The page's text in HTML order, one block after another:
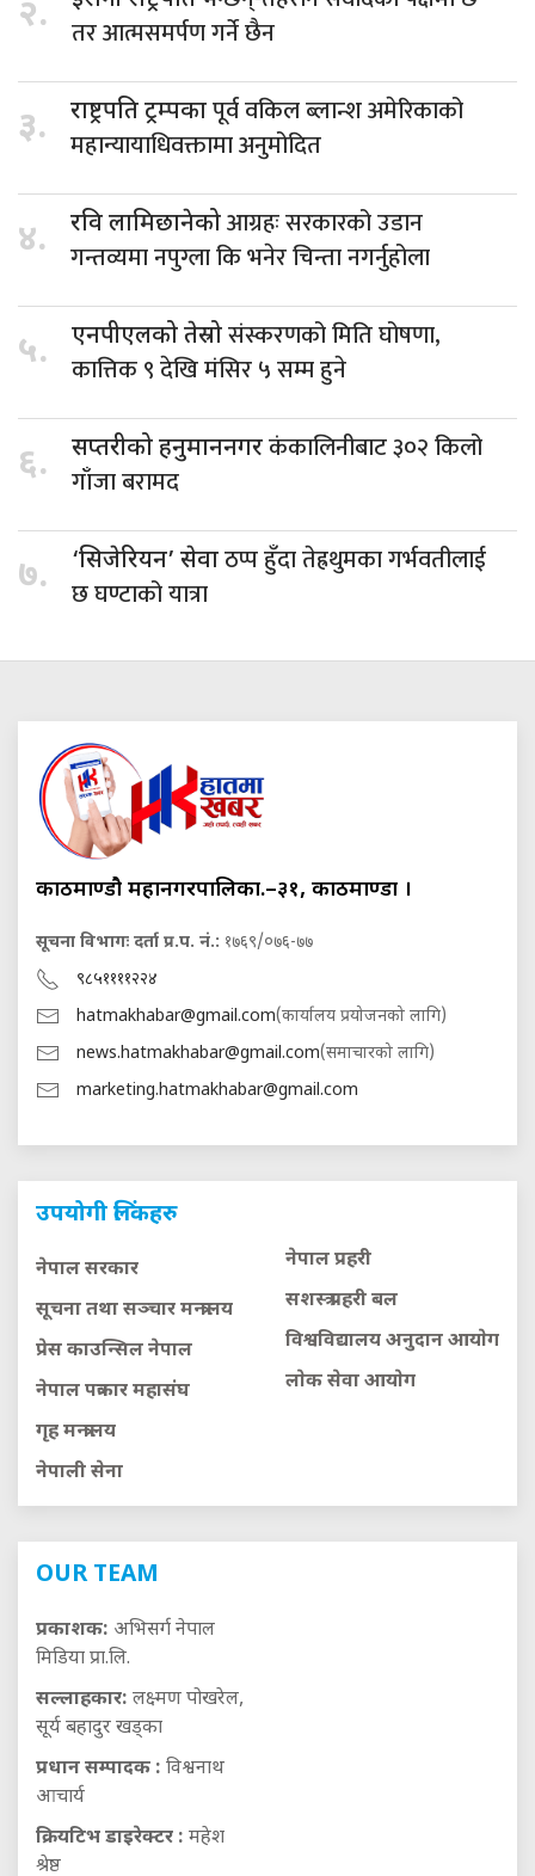
२.
तर आत्मसमर्पण गर्ने छैन
३. राष्ट्रपति ट्रम्पकापूर्व वकिल ब्लान्श अमेरिकाको
महान्यायाधिवक्तामा अनुमोदित
४. रवि लामिछानेकोआग्रहः सरकारको उडान
गन्तव्यमा नपुग्ला कि भनेर चिन्ता नगर्नुहोला
५. एनपीएलको तेस्रोसंस्करणको मिति घोषणा,
कात्तिक ९ देखि मंसिर ५ सम्म हुने
६. सप्तरीको हनुमाननगरकंकालिनीबाट ३०२ किलो
गाँजा बरामद
७. ‘सिजेरियन’ सेवाठप्प हुँदा तेह्रथुमका गर्भवतीलाई
छ घण्टाको यात्रा
काठमाण्डौ महानगरपालिका.–३१, काठमाण्डौं ।
सूचना विभागः दर्ता प्र.प. नं.: १७६९/०७६-७७
९८५११११२२४
hatmakhabar@gmail.com(कार्यालय प्रयोजनको लागि)
news.hatmakhabar@gmail.com(समाचारको लागि)
marketing.hatmakhabar@gmail.com
उपयोगी लिंकहरु
नेपाल सरकार
सूचना तथा सञ्चार मन्त्रालय
प्रेस काउन्सिल नेपाल
नेपाल पत्रकार महासंघ
गृह मन्त्रालय
नेपाली सेना
नेपाल प्रहरी
सशस्त्र प्रहरी बल
विश्वविद्यालय अनुदान आयाेग
लाेक सेवा आयाेग
OUR TEAM
प्रकाशक: अभिसर्ग नेपाल
मिडिया प्रा.लि.
सल्लाहकार: लक्ष्मण पोखरेल,
सूर्य बहादुर खड्का
प्रधान सम्पादक : विश्वनाथ
आचार्य
क्रियटिभ डाइरेक्टर : महेश
श्रेष्ठ